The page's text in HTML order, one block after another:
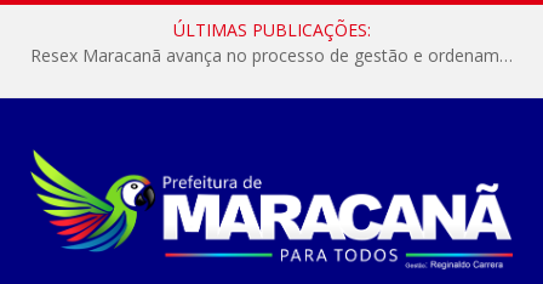
ÚLTIMAS PUBLICAÇÕES:
Resex Maracanã avança no processo de gestão e ordenamento do turismo em nossas áreas protegidas.